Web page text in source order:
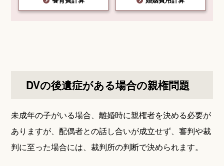
DVの後遺症がある場合の親権問題
未成年の子がいる場合、離婚時に親権者を決める必要が
ありますが、配偶者との話し合いが成立せず、審判や裁
判に至った場合には、裁判所の判断で決められます。